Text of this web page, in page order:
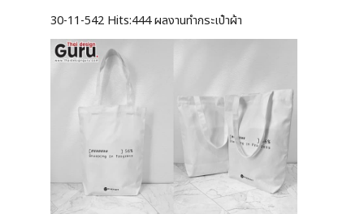
30-11-542 Hits:444 ผลงานทำกระเป๋าผ้า